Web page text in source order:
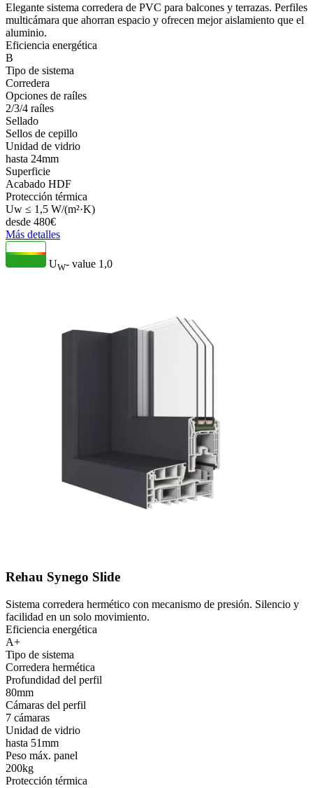
Elegante sistema corredera de PVC para balcones y terrazas. Perfiles
multicámara que ahorran espacio y ofrecen mejor aislamiento que el
aluminio.
Eficiencia energética
B
Tipo de sistema
Corredera
Opciones de raíles
2/3/4 raíles
Sellado
Sellos de cepillo
Unidad de vidrio
hasta 24mm
Superficie
Acabado HDF
Protección térmica
Uw ≤ 1,5 W/(m²·K)
desde 480€
Más detalles
UW- value 1,0
Rehau Synego Slide
Sistema corredera hermético con mecanismo de presión. Silencio y
facilidad en un solo movimiento.
Eficiencia energética
A+
Tipo de sistema
Corredera hermética
Profundidad del perfil
80mm
Cámaras del perfil
7 cámaras
Unidad de vidrio
hasta 51mm
Peso máx. panel
200kg
Protección térmica